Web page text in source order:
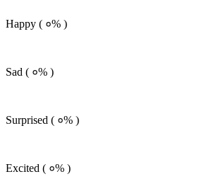
Happy ( ०% )
Sad ( ०% )
Surprised ( ०% )
Excited ( ०% )